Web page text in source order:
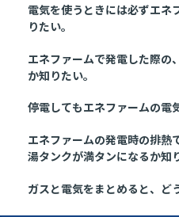
電気を使うときには必ずエネ
りたい。
エネファームで発電した際の
か知りたい。
停電してもエネファームの電
エネファームの発電時の排熱
湯タンクが満タンになるか知
ガスと電気をまとめると、ど